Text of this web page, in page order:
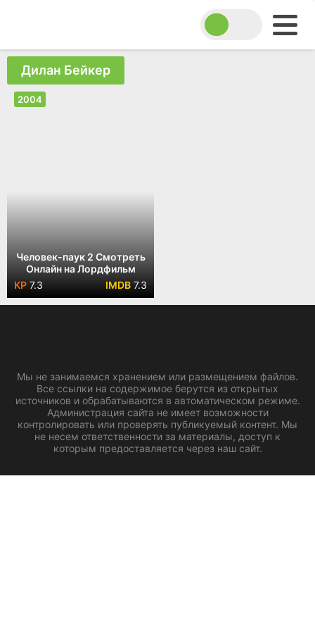
Дилан Бейкер
Человек-паук 2 Смотреть
Онлайн на Лордфильм
7.3
7.3
2004
Мы не занимаемся хранением или размещением файлов.
Все ссылки на содержимое берутся из открытых
источников и обрабатываются в автоматическом режиме.
Администрация сайта не имеет возможности
контролировать или проверять публикуемый контент. Мы
не несем ответственности за материалы, доступ к
которым предоставляется через наш сайт.